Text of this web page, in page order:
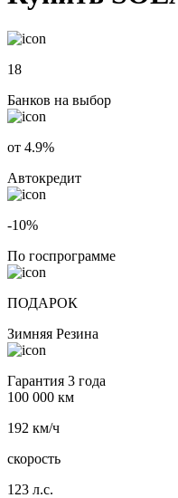
18
Банков на выбор
от 4.9%
Автокредит
-10%
По госпрограмме
ПОДАРОК
Зимняя Резина
Гарантия 3 года
100 000 км
192 км/ч
скорость
123 л.с.